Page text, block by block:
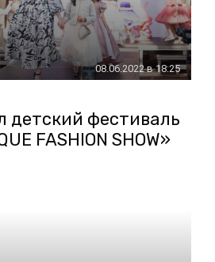
08.06.2022 в 18:25
детский фестиваль
FASHION SHOW»